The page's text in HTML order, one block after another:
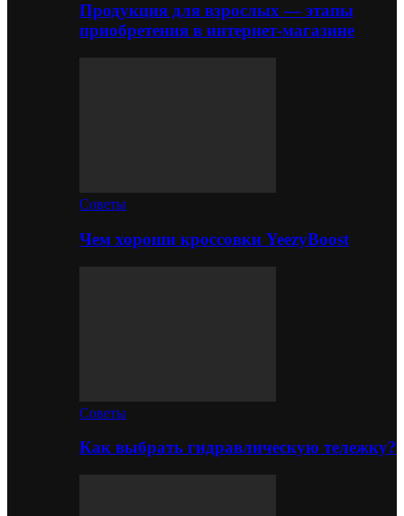
Продукция для взрослых — этапы
приобретения в интернет-магазине
Советы
Чем хороши кроссовки YeezyBoost
Советы
Как выбрать гидравлическую тележку?